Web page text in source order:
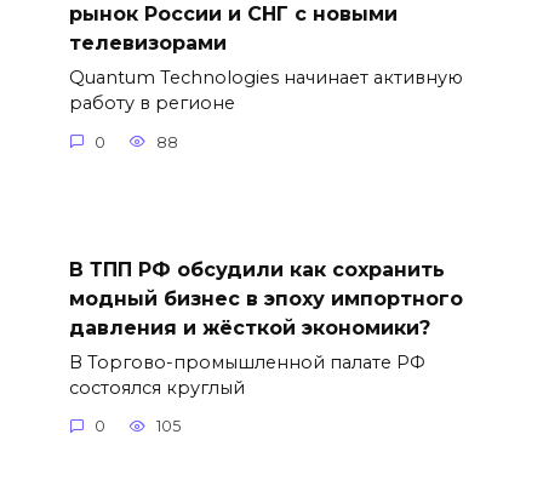
рынок России и СНГ с новыми
телевизорами
Quantum Technologies начинает активную
работу в регионе
0 88
В ТПП РФ обсудили как сохранить
модный бизнес в эпоху импортного
давления и жёсткой экономики?
В Торгово-промышленной палате РФ
состоялся круглый
0 105